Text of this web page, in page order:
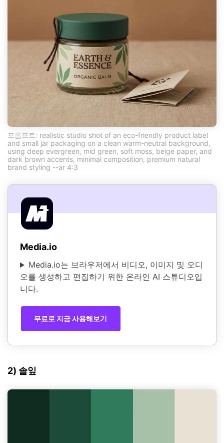
프롬프트: realistic studio shot of an eco-friendly product label
and small jar packaging on a clean warm-neutral background,
using deep evergreen, mid green, soft moss, beige paper, and
dark brown accents, minimal composition, premium natural
brand styling --ar 4:3
Media.io
Media.io는 브라우저에서 비디오, 이미지 및 오디
오를 생성하고 편집하기 위한 온라인 AI 스튜디오입
니다.
무료로 지금 사용해보기
2) 솔잎